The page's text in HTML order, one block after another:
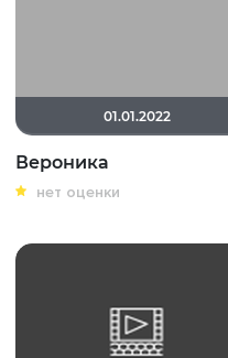
01.01.2022
Вероника
нет оценки